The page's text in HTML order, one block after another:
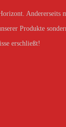
Andererseits
Produkte
erschließt!